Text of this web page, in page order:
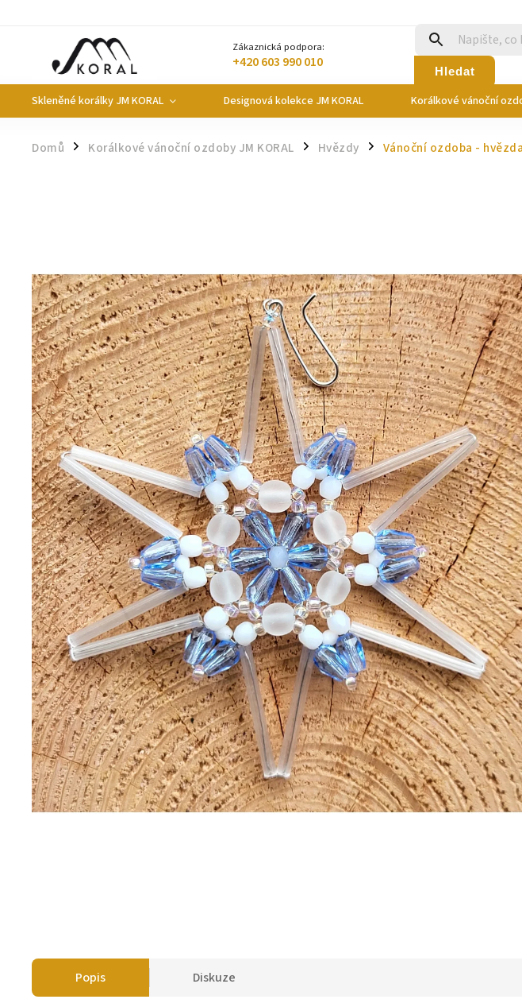
Zákaznická podpora:
+420 603 990 010 Hledat
Skleněné korálky JM KORAL Designová kolekce JM KORAL Korálkové vánoční
Domů / Korálkové vánoční ozdoby JM KORAL / Hvězdy / Vánoční ozdoba -
Popis Diskuze